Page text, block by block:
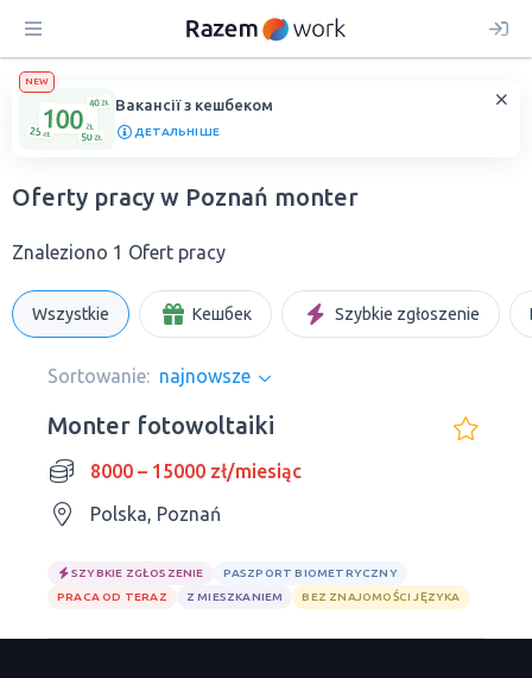
NEW
Вакансії з кешбеком
ДЕТАЛЬНІШЕ
Oferty pracy w Poznań monter
Znaleziono 1 Ofert pracy
Wszystkie Кешбек Szybkie zgłoszenie
Sortowanie: najnowsze
Monter fotowoltaiki
8000 – 15000 zł/miesiąc
Polska, Poznań
SZYBKIE ZGŁOSZENIE
PASZPORT BIOMETRYCZNY
PRACA OD TERAZ
Z MIESZKANIEM BEZ ZNAJOMOŚCI JĘZYKA